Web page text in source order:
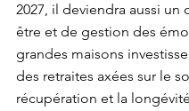
2027, il deviendra aussi un
être et de gestion des
grandes maisons
des retraites axées sur le
récupération et la